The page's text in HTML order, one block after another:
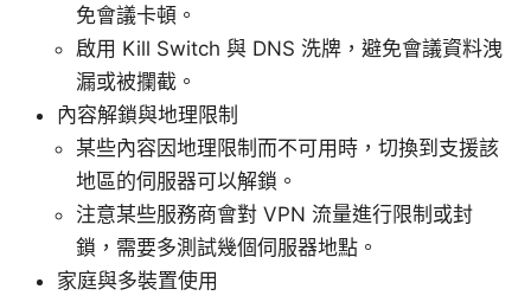
免會議卡頓。
啟用 Kill Switch 與 DNS 洗牌，避免會議資料洩
漏或被攔截。
內容解鎖與地理限制
某些內容因地理限制而不可用時，切換到支援該
地區的伺服器可以解鎖。
注意某些服務商會對 VPN 流量進行限制或封
鎖，需要多測試幾個伺服器地點。
家庭與多裝置使用